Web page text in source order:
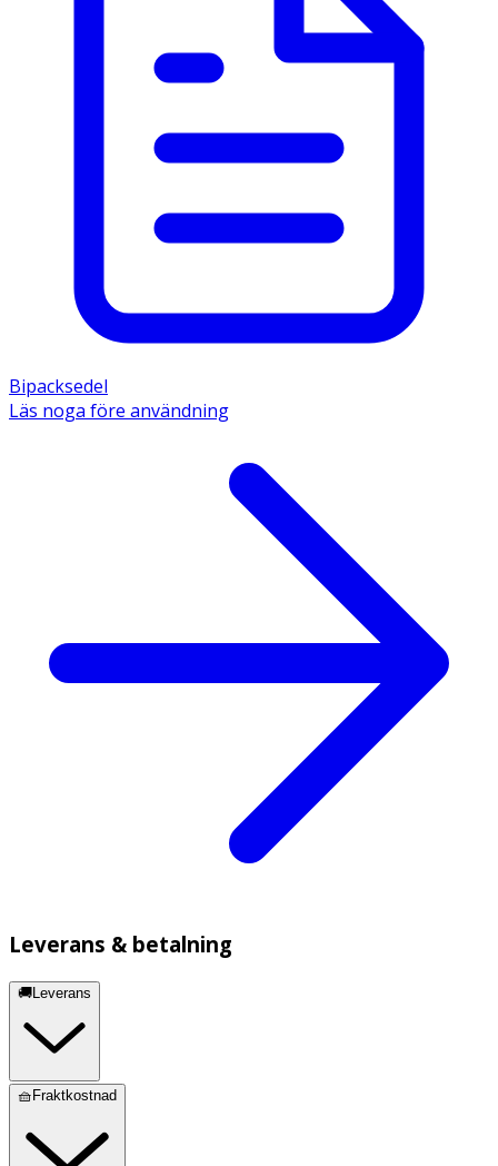
Bipacksedel
Läs noga före användning
Leverans & betalning
🚚Leverans
🧺Fraktkostnad